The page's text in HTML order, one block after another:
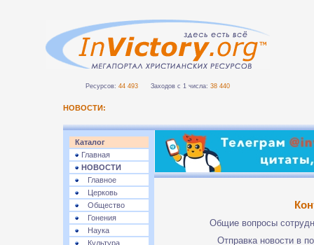
Ресурсов: 44 493 Заходов с 1 числа: 38 440
НОВОСТИ:
Каталог
Главная
НОВОСТИ
Главное
Церковь
Общество
Гонения
Наука
Культура
Общие вопросы
Отправка новости в